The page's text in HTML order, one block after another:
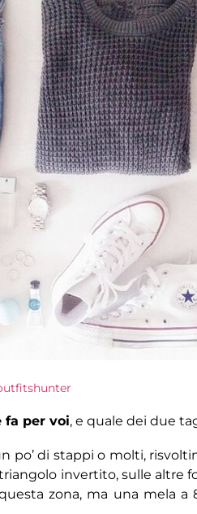
fa per voi, e quale dei due
po’ di stappi o molti,
invertito, sulle altre
zona, ma una mela a